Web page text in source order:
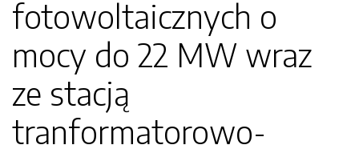
fotowoltaicznych o
mocy do 22 MW wraz
ze stacją
tranformatorowo-